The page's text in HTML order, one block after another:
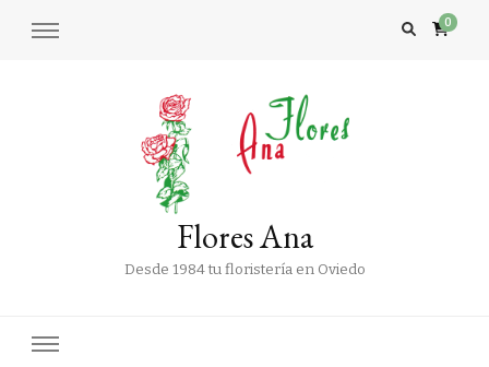
0
Flores Ana
Desde 1984 tu floristería en Oviedo